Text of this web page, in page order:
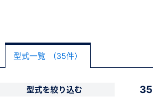
型式一覧 (35件）
35
型式を絞り込む